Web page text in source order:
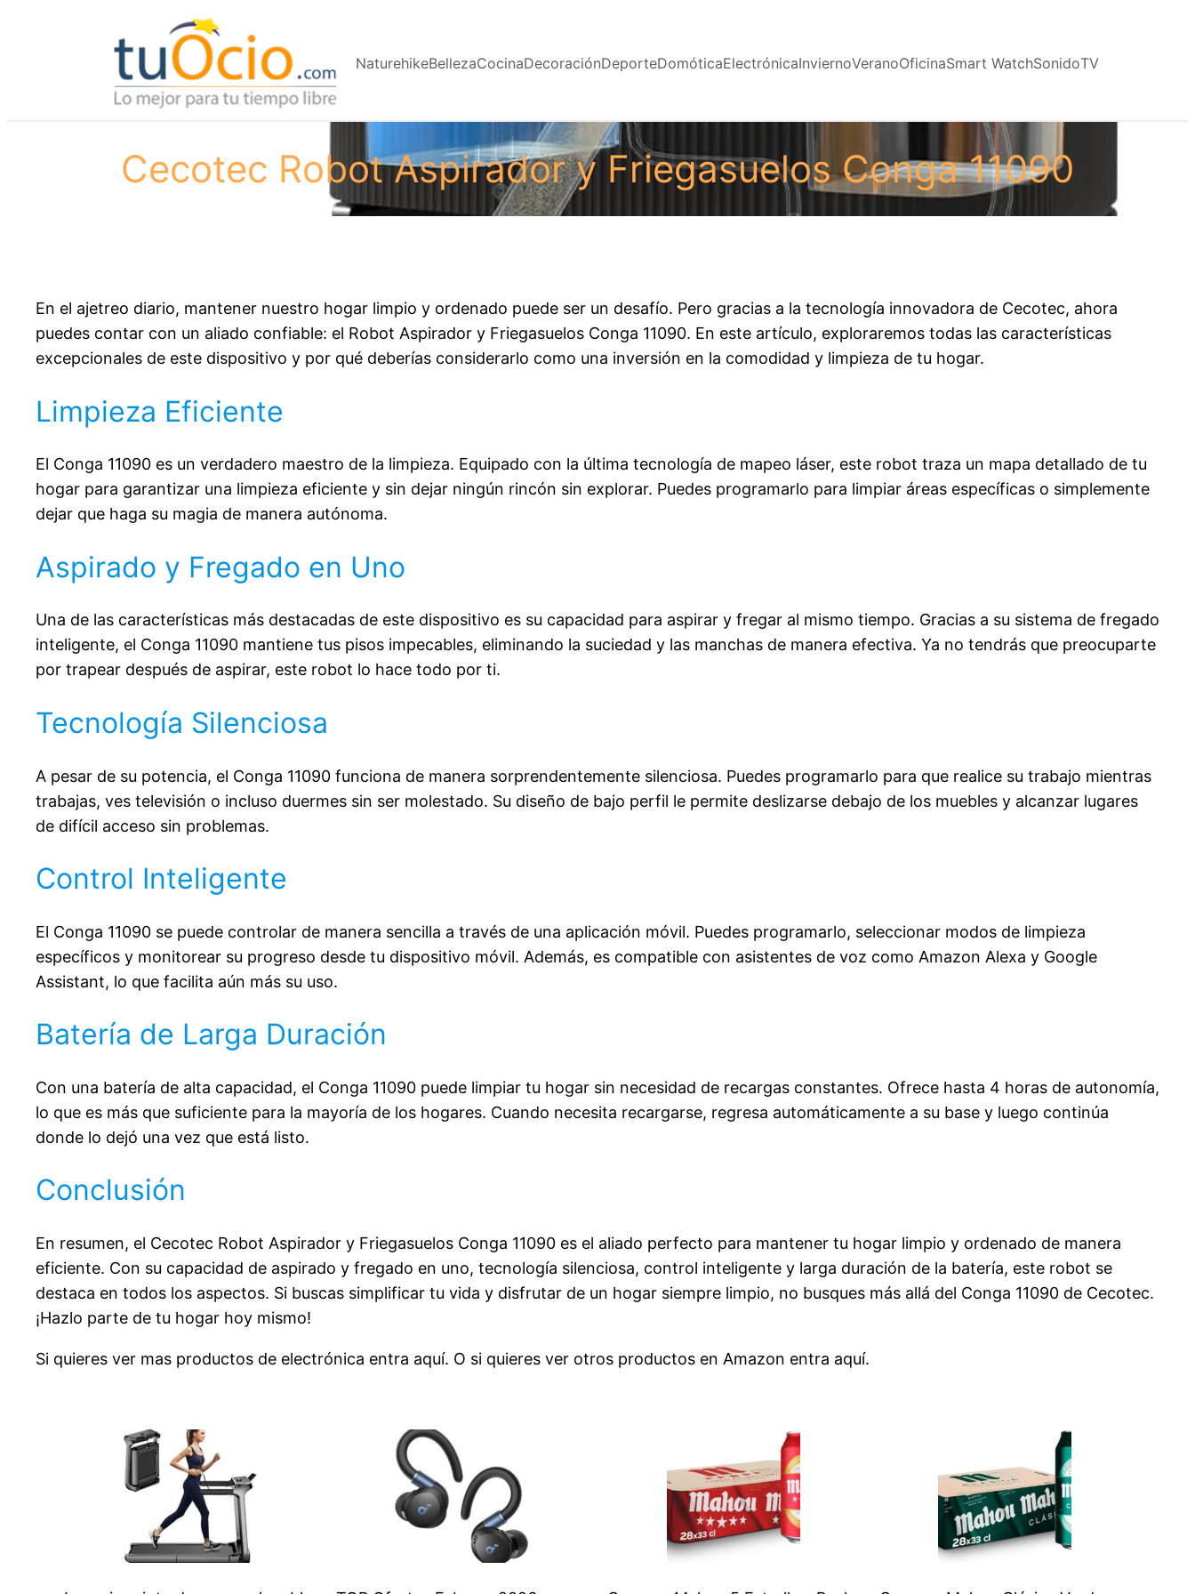
NaturehikeBellezaCocinaDecoraciónDeporteDomóticaElectrónicaInviernoVeranoOficinaSmart WatchSonidoTV
Cecotec Robot Aspirador y Friegasuelos Conga 11090
En el ajetreo diario, mantener nuestro hogar limpio y ordenado puede ser un desafío. Pero gracias a la tecnología innovadora de Cecotec, ahora
puedes contar con un aliado confiable: el Robot Aspirador y Friegasuelos Conga 11090. En este artículo, exploraremos todas las características
excepcionales de este dispositivo y por qué deberías considerarlo como una inversión en la comodidad y limpieza de tu hogar.
Limpieza Eficiente
El Conga 11090 es un verdadero maestro de la limpieza. Equipado con la última tecnología de mapeo láser, este robot traza un mapa detallado de tu
hogar para garantizar una limpieza eficiente y sin dejar ningún rincón sin explorar. Puedes programarlo para limpiar áreas específicas o simplemente
dejar que haga su magia de manera autónoma.
Aspirado y Fregado en Uno
Una de las características más destacadas de este dispositivo es su capacidad para aspirar y fregar al mismo tiempo. Gracias a su sistema de fregado
inteligente, el Conga 11090 mantiene tus pisos impecables, eliminando la suciedad y las manchas de manera efectiva. Ya no tendrás que preocuparte
por trapear después de aspirar, este robot lo hace todo por ti.
Tecnología Silenciosa
A pesar de su potencia, el Conga 11090 funciona de manera sorprendentemente silenciosa. Puedes programarlo para que realice su trabajo mientras
trabajas, ves televisión o incluso duermes sin ser molestado. Su diseño de bajo perfil le permite deslizarse debajo de los muebles y alcanzar lugares
de difícil acceso sin problemas.
Control Inteligente
El Conga 11090 se puede controlar de manera sencilla a través de una aplicación móvil. Puedes programarlo, seleccionar modos de limpieza
específicos y monitorear su progreso desde tu dispositivo móvil. Además, es compatible con asistentes de voz como Amazon Alexa y Google
Assistant, lo que facilita aún más su uso.
Batería de Larga Duración
Con una batería de alta capacidad, el Conga 11090 puede limpiar tu hogar sin necesidad de recargas constantes. Ofrece hasta 4 horas de autonomía,
lo que es más que suficiente para la mayoría de los hogares. Cuando necesita recargarse, regresa automáticamente a su base y luego continúa
donde lo dejó una vez que está listo.
Conclusión
En resumen, el Cecotec Robot Aspirador y Friegasuelos Conga 11090 es el aliado perfecto para mantener tu hogar limpio y ordenado de manera
eficiente. Con su capacidad de aspirado y fregado en uno, tecnología silenciosa, control inteligente y larga duración de la batería, este robot se
destaca en todos los aspectos. Si buscas simplificar tu vida y disfrutar de un hogar siempre limpio, no busques más allá del Conga 11090 de Cecotec.
¡Hazlo parte de tu hogar hoy mismo!
Si quieres ver mas productos de electrónica entra aquí. O si quieres ver otros productos en Amazon entra aquí.